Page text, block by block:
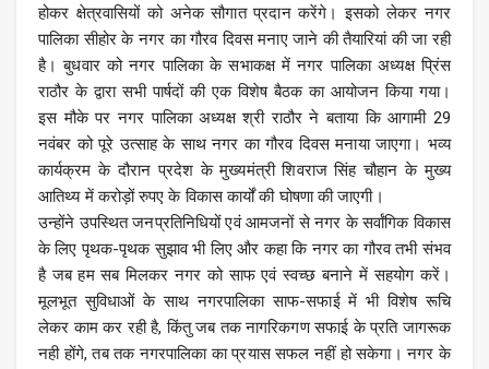
होकर क्षेत्रवासियों को अनेक सौगात प्रदान करेंगे। इसको लेकर नगर
पालिका सीहोर के नगर का गौरव दिवस मनाए जाने की तैयारियां की जा रही
है। बुधवार को नगर पालिका के सभाकक्ष में नगर पालिका अध्यक्ष प्रिंस
राठौर के द्वारा सभी पार्षदों की एक विशेष बैठक का आयोजन किया गया।
इस मौके पर नगर पालिका अध्यक्ष श्री राठौर ने बताया कि आगामी 29
नवंबर को पूरे उत्साह के साथ नगर का गौरव दिवस मनाया जाएगा। भव्य
कार्यक्रम के दौरान प्रदेश के मुख्यमंत्री शिवराज सिंह चौहान के मुख्य
आतिथ्य में करोड़ों रुपए के विकास कार्यों की घोषणा की जाएगी।
उन्होंने उपस्थित जनप्रतिनिधियों एवं आमजनों से नगर के सर्वांगिक विकास
के लिए पृथक-पृथक सुझाव भी लिए और कहा कि नगर का गौरव तभी संभव
है जब हम सब मिलकर नगर को साफ एवं स्वच्छ बनाने में सहयोग करें।
मूलभूत सुविधाओं के साथ नगरपालिका साफ-सफाई में भी विशेष रूचि
लेकर काम कर रही है, किंतु जब तक नागरिकगण सफाई के प्रति जागरूक
नही होंगे, तब तक नगरपालिका का प्रयास सफल नहीं हो सकेगा। नगर के